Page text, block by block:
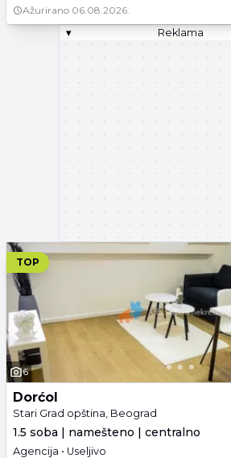
Ažurirano 06.08.2026.
▾
Reklama
TOP
6
Dorćol
Stari Grad opština, Beograd
1.5 soba | namešteno | centralno
Agencija • Useljivo